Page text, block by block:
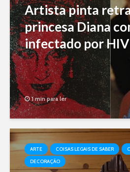
Artista pinta
princesa Diana
infectado por HIV
1 min para ler
ARTE COISAS LEGAIS DE SABER
DECORAÇÃO